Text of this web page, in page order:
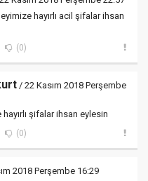
hayırlı acil şifalar ihsan
(0)
/ 22 Kasım 2018 Perşembe
şifalar ihsan eylesin
(0)
2018 Perşembe 16:29